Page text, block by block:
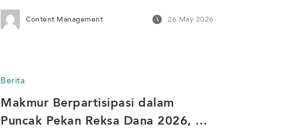
bertepatan dengan Hari Lahir Pancasila.
Berikut penyesuaian kegiatan operasional
selama periode libur bursa akan diproses
kembali […]
Content Management 26 May 2026
Berita
Makmur Berpartisipasi dalam
Puncak Pekan Reksa Dana 2026,